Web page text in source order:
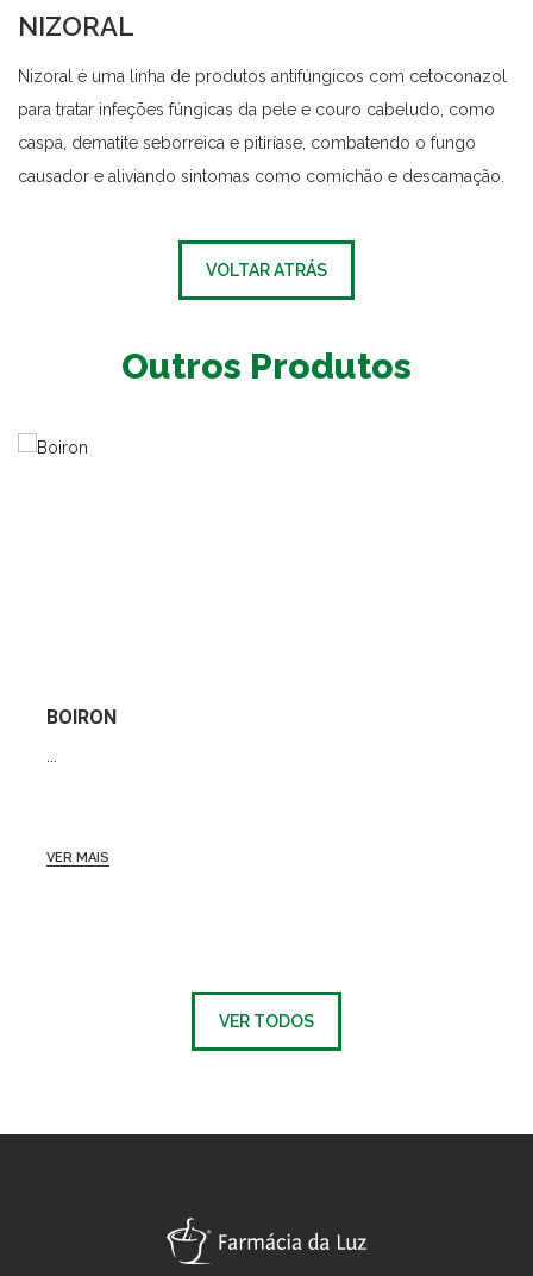
NIZORAL
Nizoral é uma linha de produtos antifúngicos com cetoconazol
para tratar infeções fúngicas da pele e couro cabeludo, como
caspa, dematite seborreica e pitiríase, combatendo o fungo
causador e aliviando sintomas como comichão e descamação.
VOLTAR ATRÁS
Outros Produtos
BOIRON
...
VER MAIS
VER TODOS